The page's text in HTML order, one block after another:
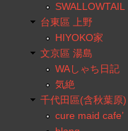
SWALLOWTAIL
台東區 上野
HIYOKO家
文京區 湯島
WAしゃち日記
気絶
千代田區(含秋葉原)
cure maid cafe’